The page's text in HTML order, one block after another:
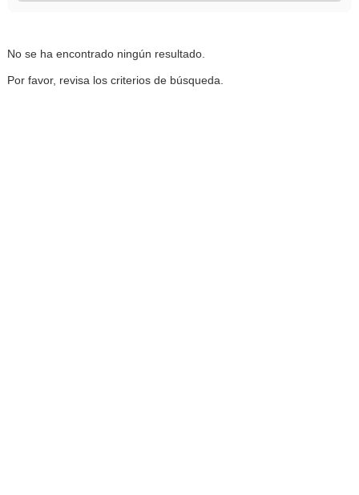
No se ha encontrado ningún resultado.
Por favor, revisa los criterios de búsqueda.